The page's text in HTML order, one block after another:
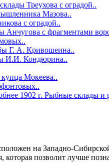
Треухова с оградой..
Мазова..
с оградой..
Анчугова с фрагментами
Г. А. Кривошеина..
И.И. Кондюрина..
Мокеева..
1902 г. Рыбные склады и
на Западно-
позволит лучше